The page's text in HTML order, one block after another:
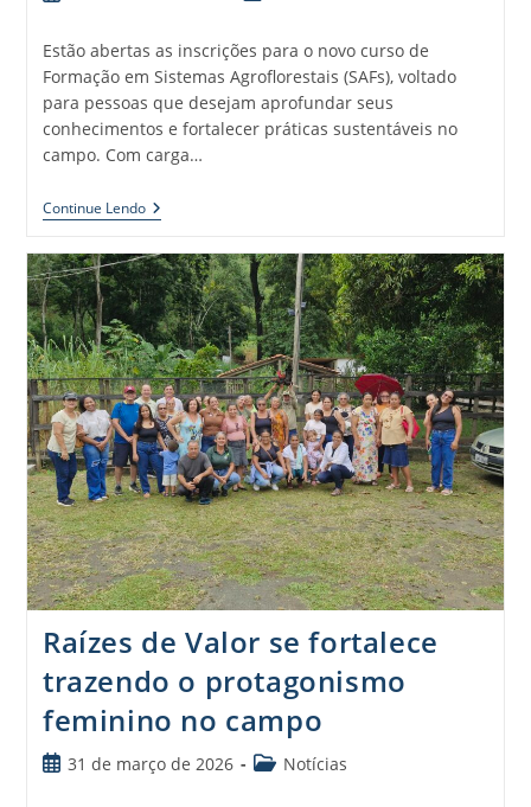
Estão abertas as inscrições para o novo curso de
Formação em Sistemas Agroflorestais (SAFs), voltado
para pessoas que desejam aprofundar seus
conhecimentos e fortalecer práticas sustentáveis no
campo. Com carga…
Continue Lendo
Raízes de Valor se fortalece
trazendo o protagonismo
feminino no campo
31 de março de 2026 Notícias